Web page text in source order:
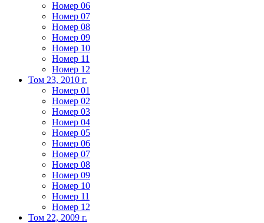
Номер 06
Номер 07
Номер 08
Номер 09
Номер 10
Номер 11
Номер 12
Том 23, 2010 г.
Номер 01
Номер 02
Номер 03
Номер 04
Номер 05
Номер 06
Номер 07
Номер 08
Номер 09
Номер 10
Номер 11
Номер 12
Том 22, 2009 г.